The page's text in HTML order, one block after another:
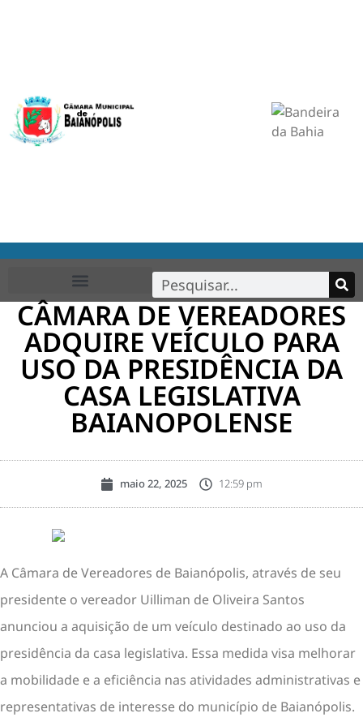
CÂMARA DE VEREADORES
ADQUIRE VEÍCULO PARA
USO DA PRESIDÊNCIA DA
CASA LEGISLATIVA
BAIANOPOLENSE
maio 22, 2025 12:59 pm
A Câmara de Vereadores de Baianópolis, através de seu
presidente o vereador Uilliman de Oliveira Santos
anunciou a aquisição de um veículo destinado ao uso da
presidência da casa legislativa. Essa medida visa melhorar
a mobilidade e a eficiência nas atividades administrativas e
representativas de interesse do município de Baianópolis.